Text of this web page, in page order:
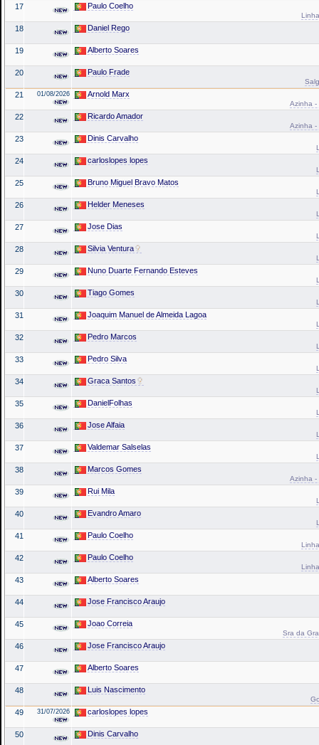
17 Paulo Coelho
18 Daniel Rego
19 Alberto Soares
20 Paulo Frade
21 01/08/2026 Arnold Marx
Azinha -
22 Ricardo Amador
Azinha -
23 Dinis Carvalho
24 carloslopes lopes
25 Bruno Miguel Bravo Matos
26 Helder Meneses
27 Jose Dias
28 Silvia Ventura
29 Nuno Duarte Fernando Esteves
30 Tiago Gomes
31 Joaquim Manuel de Almeida Lagoa
32 Pedro Marcos
33 Pedro Silva
34 Graca Santos
35 DanielFolhas
36 Jose Alfaia
37 Valdemar Salselas
38 Marcos Gomes
Azinha -
39 Rui Mila
40 Evandro Amaro
41 Paulo Coelho
42 Paulo Coelho
43 Alberto Soares
44 Jose Francisco Araujo
45 Joao Correia
Sra da
46 Jose Francisco Araujo
47 Alberto Soares
48 Luis Nascimento
49 31/07/2026 carloslopes lopes
50 Dinis Carvalho